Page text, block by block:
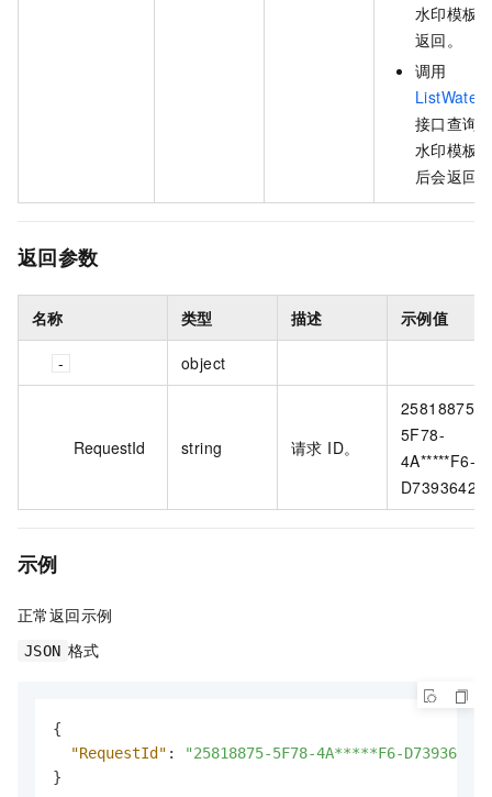
水印模板
返回。
调用
接口查询
水印模板
后会返回
返回参数
名称 类型 描述 示例值
object
RequestId string 请求 ID。
25818875-
5F78-
4A*****F6-
示例
正常返回示例
JSON 格式
{
"RequestId" :
"25818875-5F78-4A*****F6-
}